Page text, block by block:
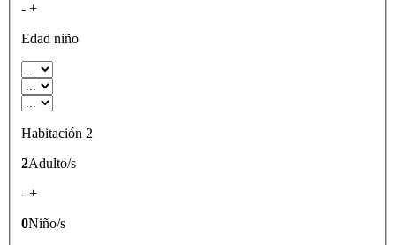
- +
Edad niño
Habitación 2
2Adulto/s
- +
0Niño/s